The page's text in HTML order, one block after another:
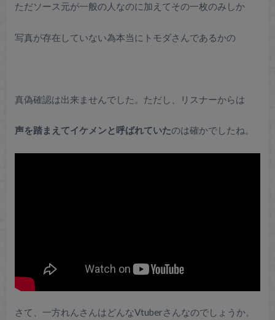
ただソース元が一般の人なのに加えてその一枚のみしか
写真が存在していない為本当にトモダさんであるかの
真偽確認は出来ませんでした。ただし、リスナーからは
声を踏まえてイケメンと呼ばれていたのは確かでしたね。
さて、一方れんさんはどんなVtuberさんなのでしょうか。